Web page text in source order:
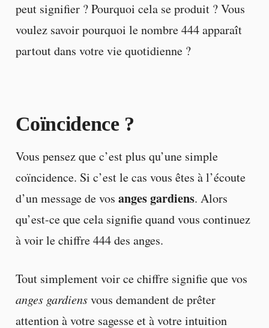
peut signifier ? Pourquoi cela se produit ? Vous
voulez savoir pourquoi le nombre 444 apparaît
partout dans votre vie quotidienne ?
Coïncidence ?
Vous pensez que c’est plus qu’une simple
coïncidence. Si c’est le cas vous êtes à l’écoute
d’un message de vos anges gardiens. Alors
qu’est-ce que cela signifie quand vous continuez
à voir le chiffre 444 des anges.
Tout simplement voir ce chiffre signifie que vos
anges gardiensvous demandent de prêter
attention à votre sagesse et à votre intuition